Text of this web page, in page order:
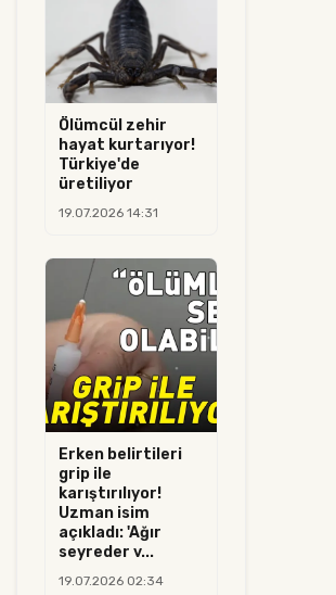
Ölümcül zehir
hayat kurtarıyor!
Türkiye'de
üretiliyor
19.07.2026 14:31
Erken belirtileri
grip ile
karıştırılıyor!
Uzman isim
açıkladı: 'Ağır
seyreder v...
19.07.2026 02:34